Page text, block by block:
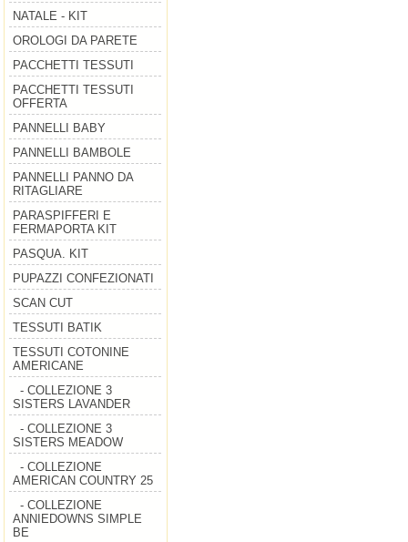
NATALE - KIT
OROLOGI DA PARETE
PACCHETTI TESSUTI
PACCHETTI TESSUTI
OFFERTA
PANNELLI BABY
PANNELLI BAMBOLE
PANNELLI PANNO DA
RITAGLIARE
PARASPIFFERI E
FERMAPORTA KIT
PASQUA. KIT
PUPAZZI CONFEZIONATI
SCAN CUT
TESSUTI BATIK
TESSUTI COTONINE
AMERICANE
- COLLEZIONE 3
SISTERS LAVANDER
- COLLEZIONE 3
SISTERS MEADOW
- COLLEZIONE
AMERICAN COUNTRY 25
- COLLEZIONE
ANNIEDOWNS SIMPLE
BE